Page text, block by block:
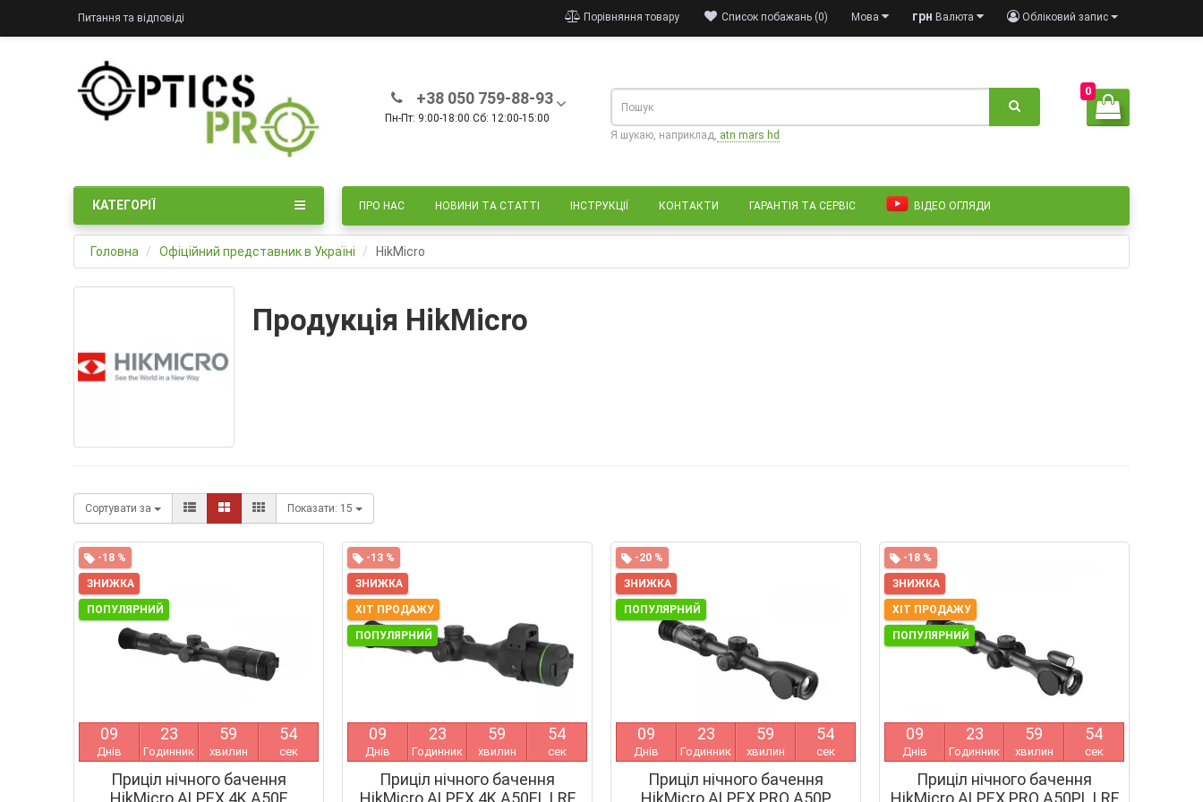
Питання та відповіді Обліковий запис
грн Валюта
Мова
Список побажань (0)
Порівняння товару
+38 050 759-88-93
Пн-Пт: 9:00-18:00 Сб: 12:00-15:00
0
Я шукаю, наприклад, atn mars hd
ПРО НАС НОВИНИ ТА СТАТТІ ІНСТРУКЦІЇ КОНТАКТИ ГАРАНТІЯ ТА СЕРВІС ВІДЕО ОГЛЯДИ
КАТЕГОРІЇ
Головна Офіційний представник в Україні HikMicro
Продукція HikMicro
Сортувати за Показати: 15
-18 %
ЗНИЖКА
ПОПУЛЯРНИЙ
09
Днів
23
Годинник
59
хвилин
54
сек
Приціл нічного бачення
HikMicro ALPEX 4K A50E
-13 %
ЗНИЖКА
ХІТ ПРОДАЖУ
ПОПУЛЯРНИЙ
09
Днів
23
Годинник
59
хвилин
54
сек
Приціл нічного бачення
HikMicro ALPEX 4K A50EL LRF
-20 %
ЗНИЖКА
ПОПУЛЯРНИЙ
09
Днів
23
Годинник
59
хвилин
54
сек
Приціл нічного бачення
HikMicro ALPEX PRO A50P
-18 %
ЗНИЖКА
ХІТ ПРОДАЖУ
ПОПУЛЯРНИЙ
09
Днів
23
Годинник
59
хвилин
54
сек
Приціл нічного бачення
HikMicro ALPEX PRO A50PL LRF